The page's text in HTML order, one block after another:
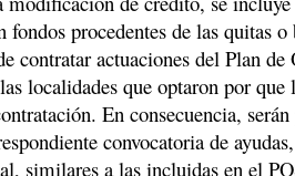
procedentes de las quitas
contratar actuaciones del Plan
localidades que optaron por
En consecuencia,
convocatoria de
similares a las incluidas en el